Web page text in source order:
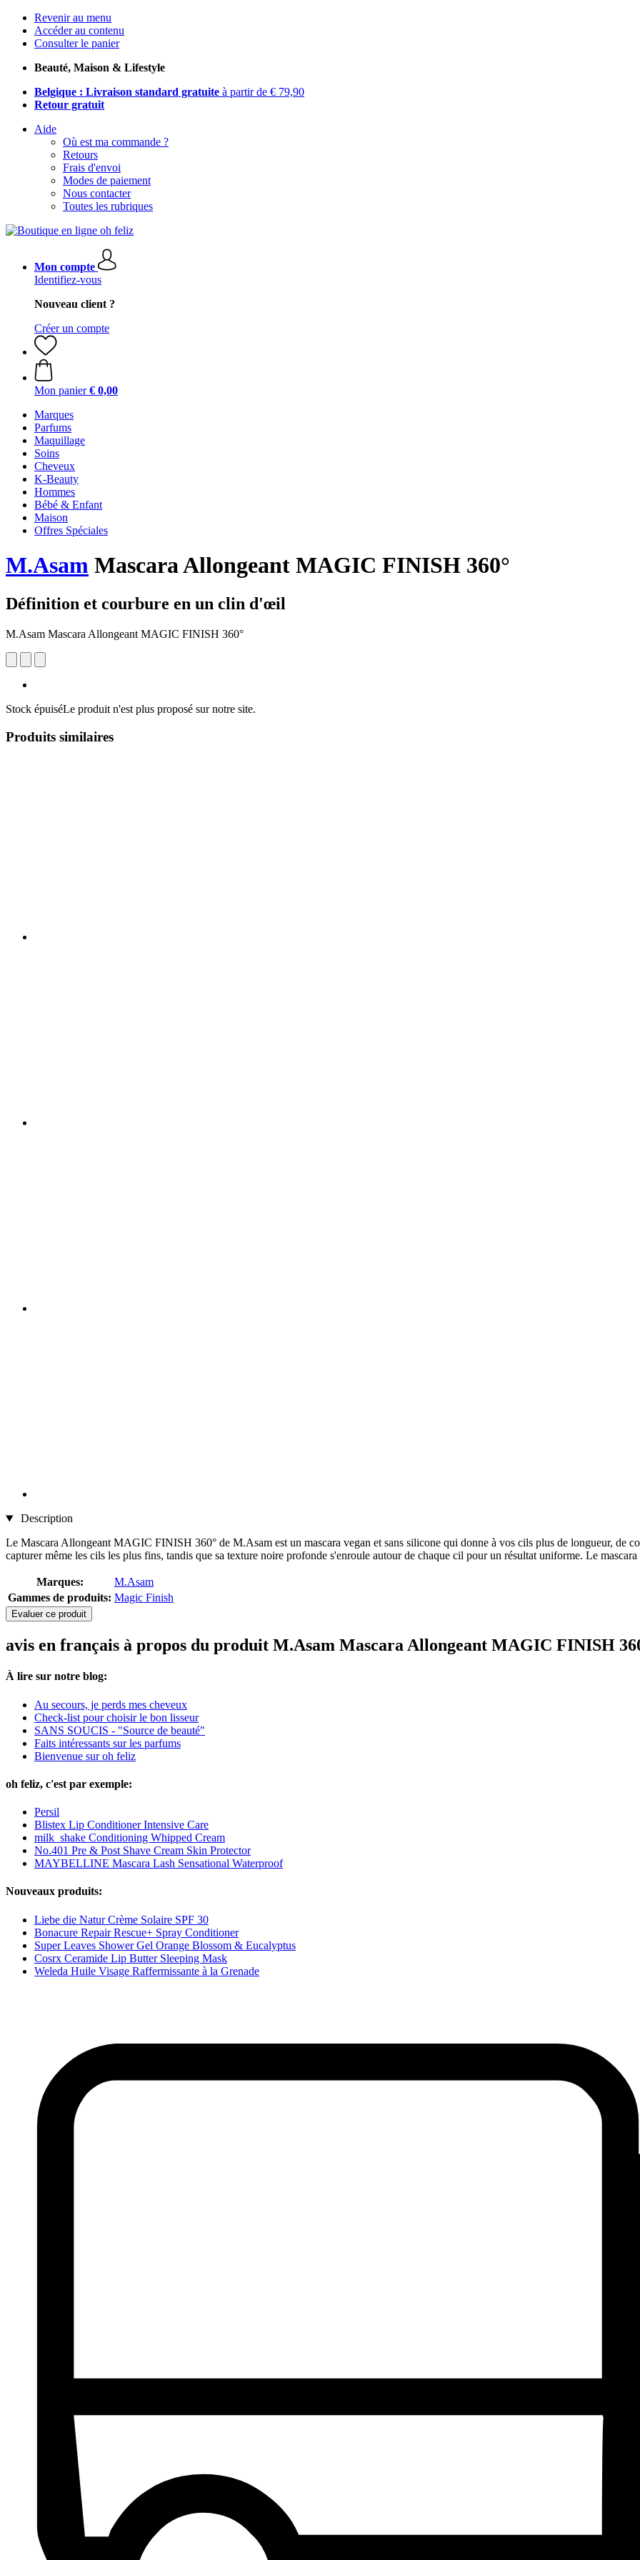
Revenir au menu
Accéder au contenu
Consulter le panier
Beauté, Maison & Lifestyle
Belgique : Livraison standard gratuite à partir de € 79,90
Retour gratuit
Aide
Où est ma commande ?
Retours
Frais d'envoi
Modes de paiement
Nous contacter
Toutes les rubriques
Mon compte
Identifiez-vous
Nouveau client ?
Créer un compte
Mon panier € 0,00
Marques
Parfums
Maquillage
Soins
Cheveux
K-Beauty
Hommes
Bébé & Enfant
Maison
Offres Spéciales
M.Asam Mascara Allongeant MAGIC FINISH 360°
Définition et courbure en un clin d'œil
M.Asam Mascara Allongeant MAGIC FINISH 360°
Stock épuiséLe produit n'est plus proposé sur notre site.
Produits similaires
Description
Le Mascara Allongeant MAGIC FINISH 360° de M.Asam est un mascara vegan et sans silicone qui donne à vos cils plus de longueur, de
capturer même les cils les plus fins, tandis que sa texture noire profonde s'enroule autour de chaque cil pour un résultat uniforme. Le
Marques:
M.Asam
Gammes de produits: Magic Finish
Evaluer ce produit
avis en français à propos du produit M.Asam Mascara Allongeant MAGIC FINISH
À lire sur notre blog:
Au secours, je perds mes cheveux
Check-list pour choisir le bon lisseur
SANS SOUCIS - "Source de beauté"
Faits intéressants sur les parfums
Bienvenue sur oh feliz
oh feliz, c'est par exemple:
Persil
Blistex Lip Conditioner Intensive Care
milk_shake Conditioning Whipped Cream
No.401 Pre & Post Shave Cream Skin Protector
MAYBELLINE Mascara Lash Sensational Waterproof
Nouveaux produits:
Liebe die Natur Crème Solaire SPF 30
Bonacure Repair Rescue+ Spray Conditioner
Super Leaves Shower Gel Orange Blossom & Eucalyptus
Cosrx Ceramide Lip Butter Sleeping Mask
Weleda Huile Visage Raffermissante à la Grenade